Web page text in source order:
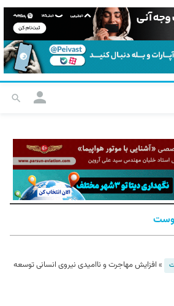
» افزایش مهاجرت و ناامیدی نیروی انسانی توسعه